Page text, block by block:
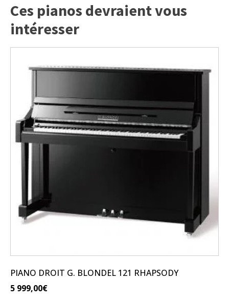
Ces pianos devraient vous
intéresser
PIANO DROIT G. BLONDEL 121 RHAPSODY
5 999,00€